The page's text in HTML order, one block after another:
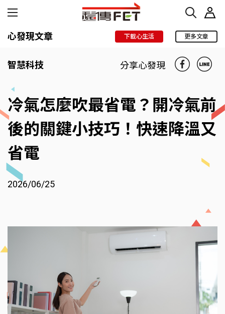
心發現文章 下載心生活 更多文章
智慧科技 分享心發現
冷氣怎麼吹最省電？開冷氣前
後的關鍵小技巧！快速降溫又
省電
2026/06/25